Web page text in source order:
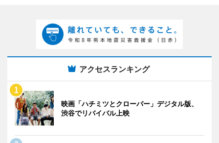
アクセスランキング
映画「ハチミツとクローバー」デジタル版、
渋谷でリバイバル上映